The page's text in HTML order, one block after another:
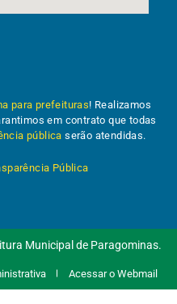
para prefeituras! Realizamos
em contrato que todas
pública serão atendidas.
Pública
Municipal de Paragominas.
Acessar o Webmail